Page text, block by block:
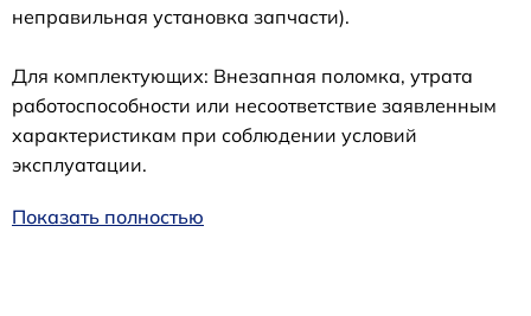
неправильная установка запчасти).
Для комплектующих: Внезапная поломка, утрата
работоспособности или несоответствие заявленным
характеристикам при соблюдении условий
эксплуатации.
Показать полностью